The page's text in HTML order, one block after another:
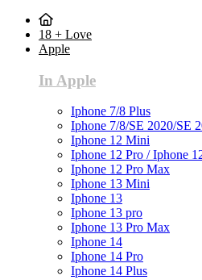
18 + Love
Apple
In Apple
Iphone 7/8 Plus
Iphone 7/8/SE 2020/SE
Iphone 12 Mini
Iphone 12 Pro / Iphone
Iphone 12 Pro Max
Iphone 13 Mini
Iphone 13
Iphone 13 pro
Iphone 13 Pro Max
Iphone 14
Iphone 14 Pro
Iphone 14 Plus